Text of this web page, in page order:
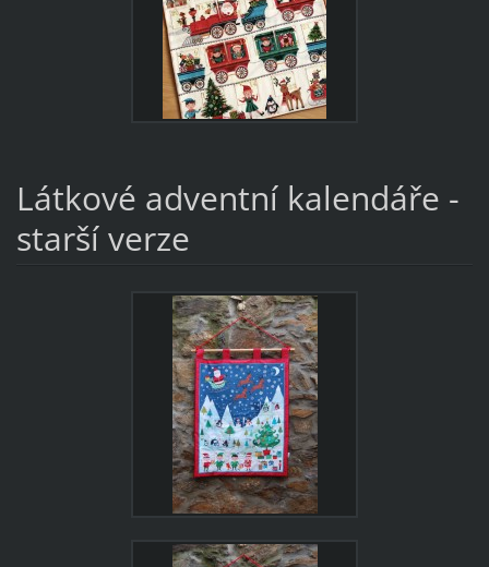
Látkové adventní kalendáře -
starší verze